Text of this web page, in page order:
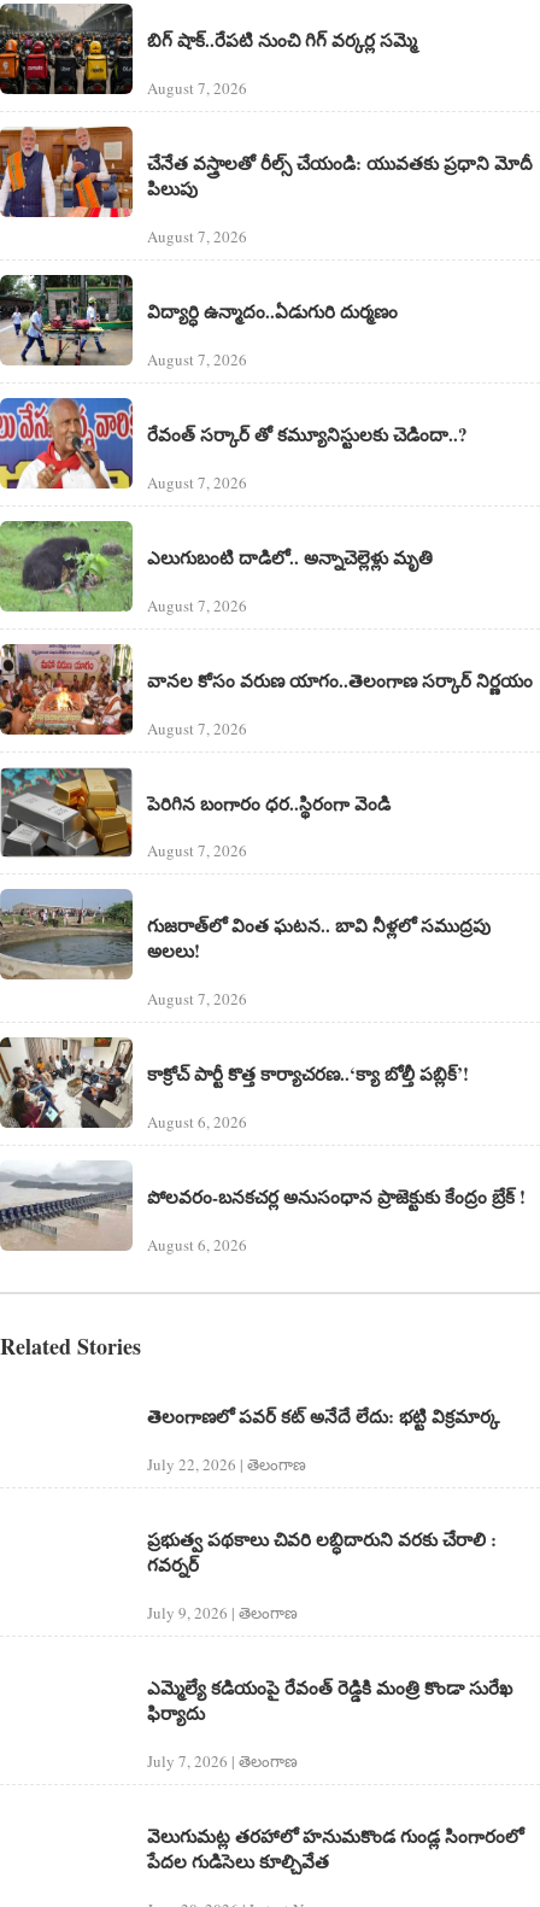
బిగ్ షాక్..రేపటి నుంచి గిగ్ వర్కర్ల సమ్మె
August 7, 2026
చేనేత వస్త్రాలతో రీల్స్ చేయండి: యువతకు ప్రధాని మోదీ
పిలుపు
August 7, 2026
విద్యార్ధి ఉన్మాదం..ఏడుగురి దుర్మణం
August 7, 2026
రేవంత్ సర్కార్ తో కమ్యూనిస్టులకు చెడిందా..?
August 7, 2026
ఎలుగుబంటి దాడిలో.. అన్నాచెల్లెళ్లు మృతి
August 7, 2026
వానల కోసం వరుణ యాగం..తెలంగాణ సర్కార్ నిర్ణయం
August 7, 2026
పెరిగిన బంగారం ధర..స్థిరంగా వెండి
August 7, 2026
గుజరాత్‌లో వింత ఘటన.. బావి నీళ్లలో సముద్రపు
అలలు!
August 7, 2026
కాక్రోచ్ పార్టీ కొత్త కార్యాచరణ..‘క్యా బోల్తీ పబ్లిక్’!
August 6, 2026
పోలవరం-బనకచర్ల అనుసంధాన ప్రాజెక్టుకు కేంద్రం బ్రేక్ !
August 6, 2026
Related Stories
తెలంగాణలో పవర్ కట్ అనేదే లేదు: భట్టి విక్రమార్క
July 22, 2026 | తెలంగాణ‌
ప్రభుత్వ పథకాలు చివరి లబ్ధిదారుని వరకు చేరాలి :
గవర్నర్‌
July 9, 2026 | తెలంగాణ‌
ఎమ్మెల్యే కడియంపై రేవంత్ రెడ్డికి మంత్రి కొండా సురేఖ
ఫిర్యాదు
July 7, 2026 | తెలంగాణ‌
వెలుగుమట్ల తరహాలో హనుమకొండ గుండ్ల సింగారంలో
పేదల గుడిసెలు కూల్చివేత